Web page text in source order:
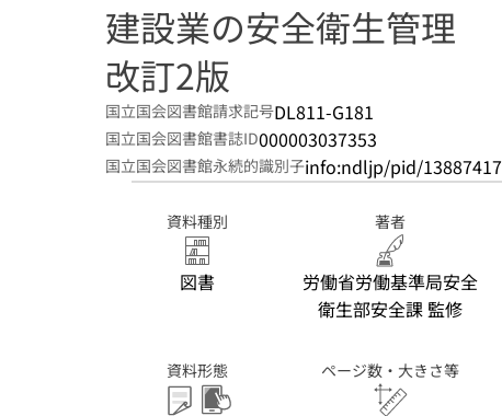
建設業の安全衛生管理
改訂2版
国立国会図書館請求記号DL811-G181
国立国会図書館書誌ID000003037353
国立国会図書館永続的識別子info:ndljp/pid/13887417
資料種別
図書
著者
労働省労働基準局安全
衛生部安全課 監修
資料形態 ページ数・大きさ等